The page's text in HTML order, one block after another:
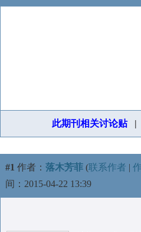
此期刊相关讨论贴|
#1 作者： 落木芳菲 (联系作者 |
间：2015-04-22 13:39